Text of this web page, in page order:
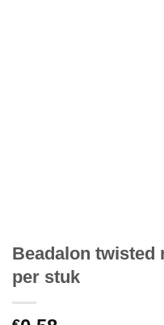
Beadalon twisted
per stuk